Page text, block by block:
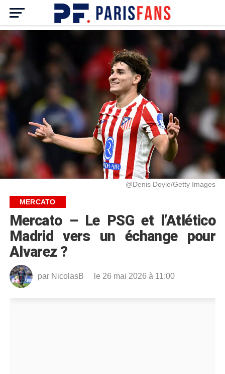
@Denis Doyle/Getty Images
MERCATO
Mercato – Le PSG et l’Atlético
Madrid vers un échange pour
Alvarez ?
par NicolasB le 26 mai 2026 à 11:00